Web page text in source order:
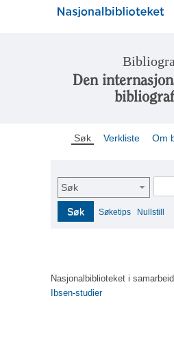
Den
Søk Verkliste Om
Søk
Søk Søketips Nullstill
Nasjonalbiblioteket i
Ibsen-studier